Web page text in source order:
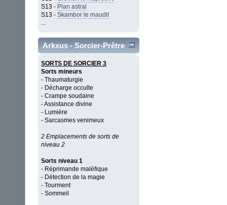
S13 - Plan astral
S13 -Skambor le maudit
...
Arkxus - Sorcier-Prêtre
SORTS DE SORCIER 3
Sorts mineurs
- Thaumaturgie
- Décharge occulte
- Crampe soudaine
- Assistance divine
- Lumière
- Sarcasmes venimeux
2 Emplacements de sorts de
niveau 2
Sorts niveau 1
- Réprimande maléfique
- Détection de la magie
- Tourment
- Sommeil